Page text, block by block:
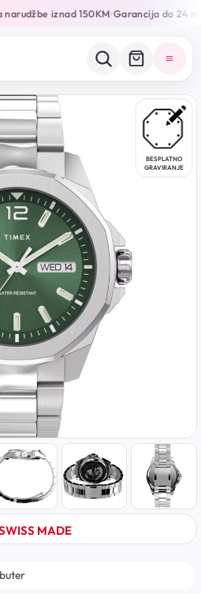
iznad 150KM•Garancija do 24
BESPLATNO
GRAVIRANJE
MADE